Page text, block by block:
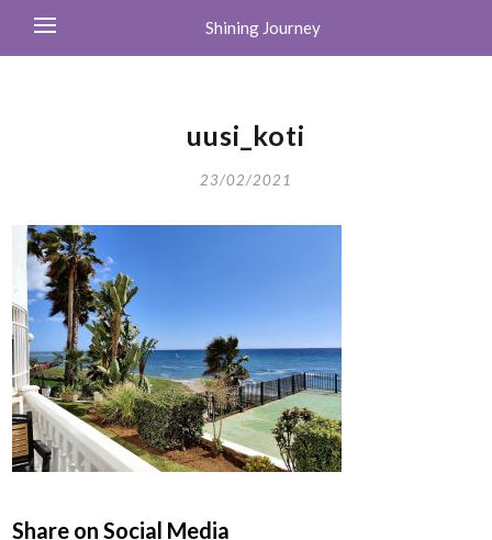
Shining Journey
uusi_koti
23/02/2021
Share on Social Media